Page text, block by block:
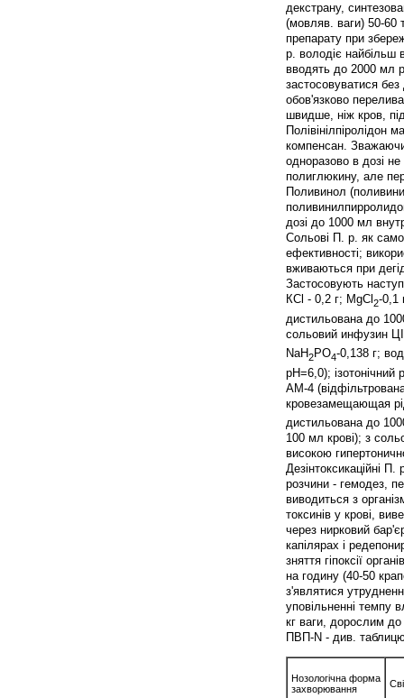
декстрану,
(мовляв. ваги) 50-60
препарату при
р. володіє найбільш
вводять до 2000 мл
застосовуватися без
обов'язково
швидше, ніж кров,
Полівінілпіролідон
компенсан. Зважаючи
одноразово в дозі
полиглюкину, але
Поливинол
дозі до 1000 мл
Сольові П. р. як
ефективності;
вживаються при
Застосовують
КCl - 0,2 г; MgCl 2-0,1
дистильована до
сольовий инфузин
NaH2PO4-0,138 г;
рН=6,0);
АМ-4
кровезамещающая
дистильована до
100 мл крові); з
високою
Дезінтоксикаційні
розчини - гемодез,
виводиться з
токсинів у крові,
через нирковий
капілярах і
зняття гіпоксії
на годину (40-50
з'являтися
уповільненні темпу
кг ваги, дорослим
ПВП-N - див.
Нозологічна форма
захворювання